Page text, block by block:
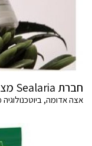
חברת Sealaria מציעה אלטרנטיבה מדעית לשוק הטיפוח
אצה אדומה,